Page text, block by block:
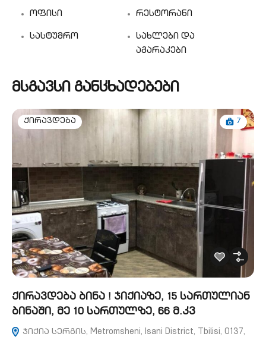
ოფისი რესტორანი
სასტუმრო
სახლები და
აგარაკები
მსგავსი განცხადებები
ქირავდება 7
ქირავდება ბინა ! ჯიქიაზე, 15 სართულიან
ბინაში, მე 10 სართულზე, 66 მ.კვ
ჯიქია სერგის, Metromsheni, Isani District, Tbilisi, 0137,